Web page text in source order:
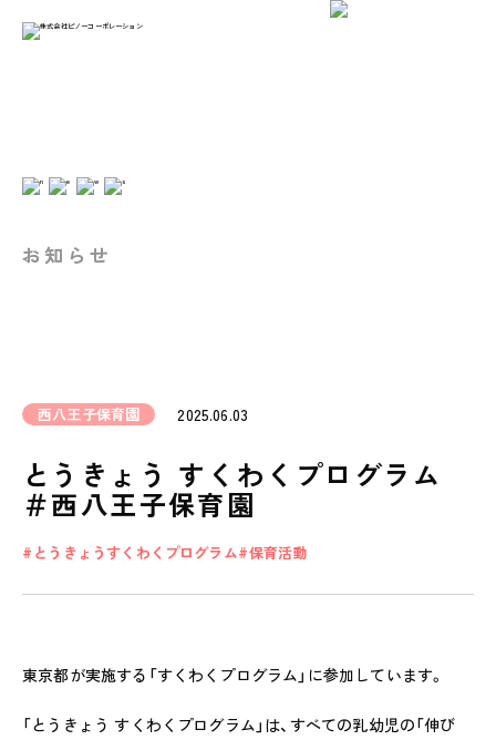
私たちのおもい
保育の特徴
学びの芽 PLP
お知らせ
西八王子保育園 2025.06.03
とうきょう すくわくプログラム
＃西八王子保育園
とうきょうすくわくプログラム 保育活動
東京都が実施する「すくわくプログラム」に参加しています。
「とうきょう すくわくプログラム」は、すべての乳幼児の「伸び